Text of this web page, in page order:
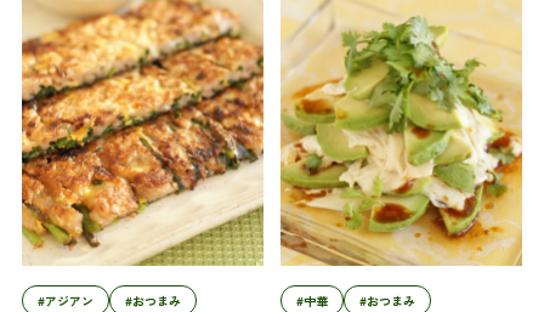
#アジアン #おつまみ #中華 #おつまみ